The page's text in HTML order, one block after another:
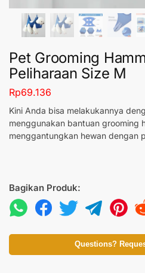
Pet Grooming
Peliharaan Size M
Rp69.136
Kini Anda bisa melakukannya
menggunakan bantuan grooming
menggantungkan hewan dengan
Bagikan Produk:
Questions?